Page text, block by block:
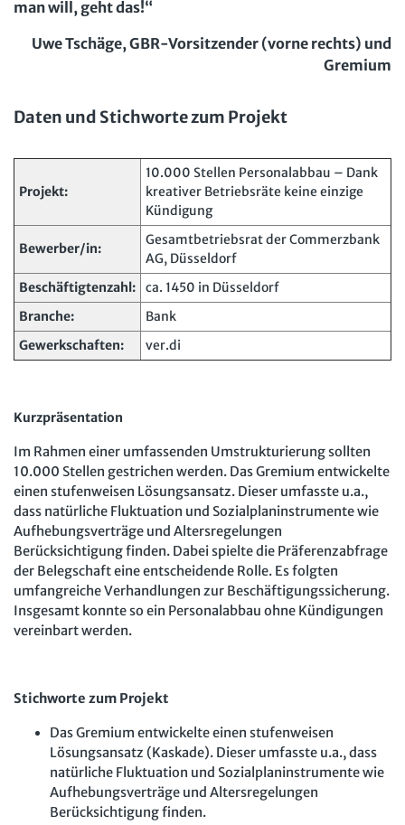
man will, geht das!“
Uwe Tschäge, GBR-Vorsitzender (vorne rechts) und
Gremium
Daten und Stichworte zum Projekt
Projekt:
10.000 Stellen Personalabbau – Dank
kreativer Betriebsräte keine einzige
Kündigung
Bewerber/in:
Gesamtbetriebsrat der Commerzbank
AG, Düsseldorf
Beschäftigtenzahl:
ca. 1450 in Düsseldorf
Branche:
Bank
Gewerkschaften:
ver.di
Kurzpräsentation
Im Rahmen einer umfassenden Umstrukturierung sollten
10.000 Stellen gestrichen werden. Das Gremium entwickelte
einen stufenweisen Lösungsansatz. Dieser umfasste u.a.,
dass natürliche Fluktuation und Sozialplaninstrumente wie
Aufhebungsverträge und Altersregelungen
Berücksichtigung finden. Dabei spielte die Präferenzabfrage
der Belegschaft eine entscheidende Rolle. Es folgten
umfangreiche Verhandlungen zur Beschäftigungssicherung.
Insgesamt konnte so ein Personalabbau ohne Kündigungen
vereinbart werden.
Stichworte zum Projekt
Das Gremium entwickelte einen stufenweisen
Lösungsansatz (Kaskade). Dieser umfasste u.a., dass
natürliche Fluktuation und Sozialplaninstrumente wie
Aufhebungsverträge und Altersregelungen
Berücksichtigung finden.